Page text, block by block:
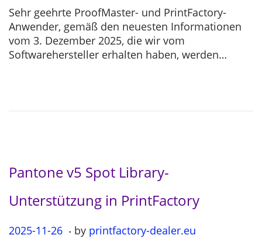
t
i
o
n
t
s
t
e
d
2
5
-
1
Sehr geehrte ProofMaster- und PrintFactory-
Anwender, gemäß den neuesten Informationen
vom 3. Dezember 2025, die wir vom
Softwarehersteller erhalten haben, werden…
Pantone v5 Spot Library-
Unterstützung in PrintFactory
P
2025-11-26 2. by printfactory-dealer.eu